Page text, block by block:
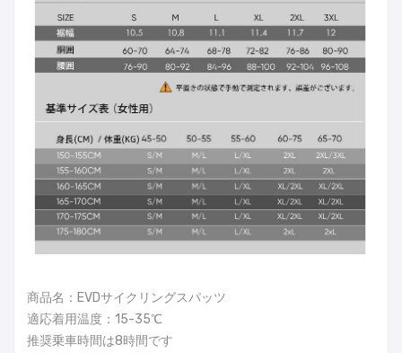
商品名：EVDサイクリングスパッツ
適応着用温度：15-35℃
推奨乗車時間は8時間です